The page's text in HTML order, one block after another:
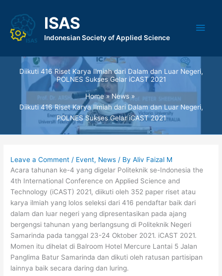
content
ISAS
Indonesian Society of Applied Science
Main
Diikuti 416 Riset Karya Ilmiah dari Dalam dan Luar Negeri,
POLNES Sukses Gelar iCAST 2021
Home
News
Diikuti 416 Riset Karya Ilmiah dari Dalam dan Luar Negeri,
POLNES Sukses Gelar iCAST 2021
Leave a Comment / Event, News / ByAliv Faizal M
Acara tahunan ke-4 yang digelar Politeknik se-Indonesia the
4th International Conference on Applied Science and
Technology (iCAST) 2021, diikuti oleh 352 paper riset atau
karya ilmiah yang lolos seleksi dari 416 pendaftar baik dari
dalam dan luar negeri yang dipresentasikan pada ajang
bergengsi tahunan yang berlangsung di Politeknik Negeri
Samarinda pada tanggal 23-24 Oktober 2021. iCAST 2021.
Momen itu dihelat di Balroom Hotel Mercure Lantai 5 Jalan
Panglima Batur Samarinda dan dikuti oleh ratusan partisipan
lainnya baik secara daring dan luring.